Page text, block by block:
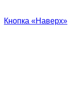
Кнопка «Наверх»